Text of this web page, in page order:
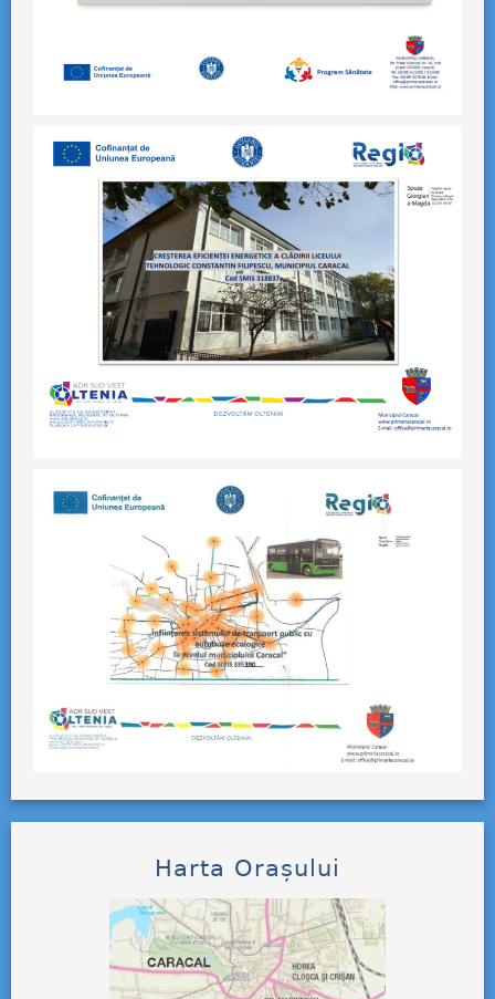
Harta Orașului